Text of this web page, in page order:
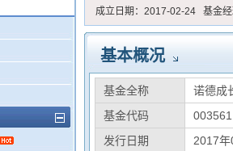
成立日期： 2017-02-24 基金
基本概况
基金全称 诺德成
基金代码
003561
发行日期
2017年